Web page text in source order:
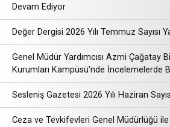
Devam Ediyor
Değer Dergisi 2026 Yılı Temmuz Sayısı
Genel Müdür Yardımcısı Azmi Çağatay
Kurumları Kampüsü'nde İncelemelerde
Sesleniş Gazetesi 2026 Yılı Haziran
Ceza ve Tevkifevleri Genel Müdürlüğü